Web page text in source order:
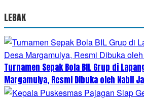
LEBAK
Turnamen Sepak Bola BIL Grup di
Margamulya, Resmi Dibuka oleh Nabil